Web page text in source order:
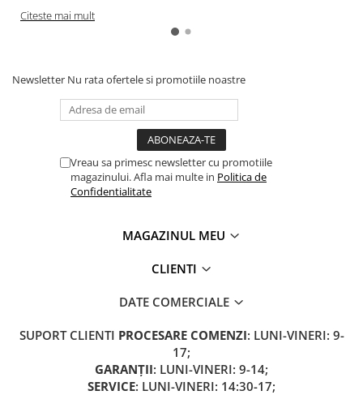
Citeste mai mult
Newsletter Nu rata ofertele si promotiile noastre
Vreau sa primesc newsletter cu promotiile
magazinului. Afla mai multe in Politica de
Confidentialitate
MAGAZINUL MEU
CLIENTI
DATE COMERCIALE
SUPORT CLIENTI PROCESARE COMENZI: LUNI-VINERI: 9-
17;
GARANȚII: LUNI-VINERI: 9-14;
SERVICE: LUNI-VINERI: 14:30-17;